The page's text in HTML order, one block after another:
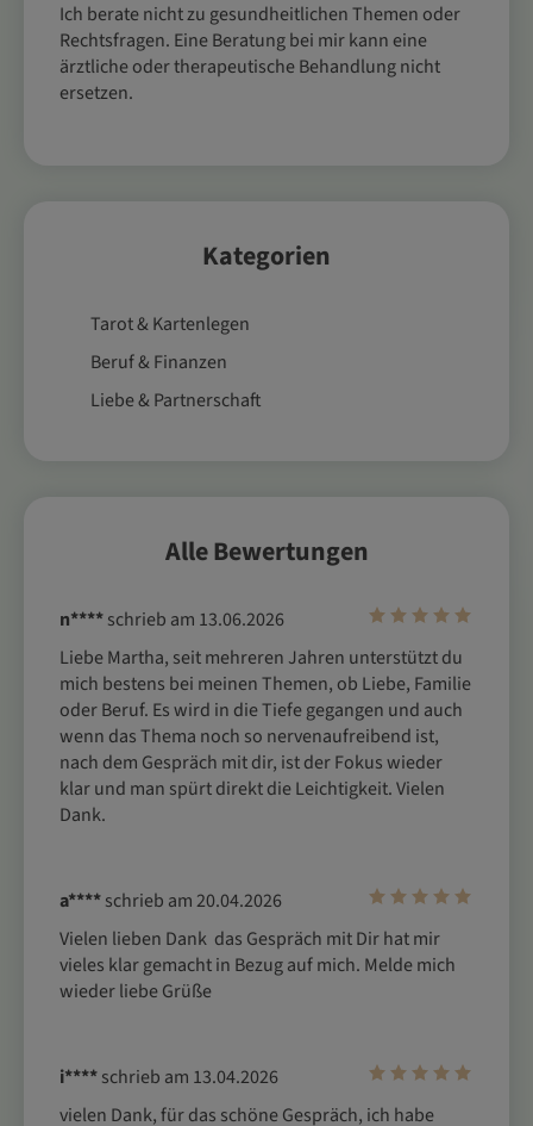
Ich berate nicht zu gesundheitlichen Themen oder
Rechtsfragen. Eine Beratung bei mir kann eine
ärztliche oder therapeutische Behandlung nicht
ersetzen.
Kategorien
Tarot & Kartenlegen
Beruf & Finanzen
Liebe & Partnerschaft
Alle Bewertungen
n****schrieb am 13.06.2026
Liebe Martha, seit mehreren Jahren unterstützt du
mich bestens bei meinen Themen, ob Liebe, Familie
oder Beruf. Es wird in die Tiefe gegangen und auch
wenn das Thema noch so nervenaufreibend ist,
nach dem Gespräch mit dir, ist der Fokus wieder
klar und man spürt direkt die Leichtigkeit. Vielen
Dank.
a****schrieb am 20.04.2026
Vielen lieben Dank  das Gespräch mit Dir hat mir
vieles klar gemacht in Bezug auf mich. Melde mich
wieder liebe Grüße
i****schrieb am 13.04.2026
vielen Dank, für das schöne Gespräch, ich habe